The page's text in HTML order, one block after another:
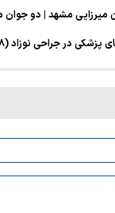
در جراحی نوزاد (۸ تیر ۱۴۰۵)